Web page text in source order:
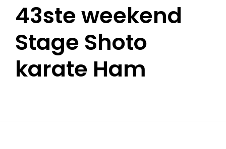
43ste weekend
Stage Shoto
karate Ham